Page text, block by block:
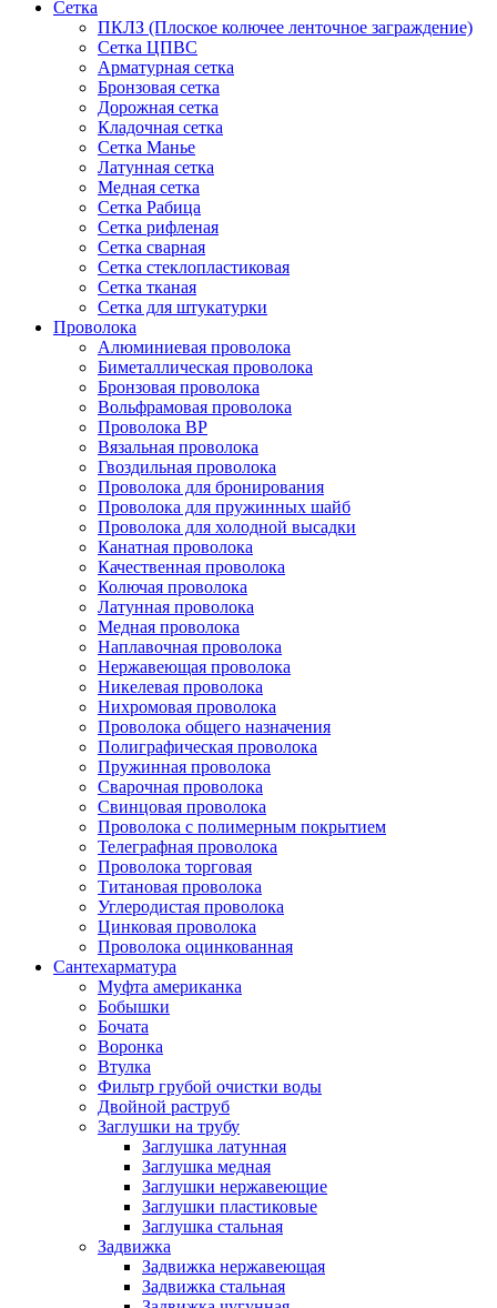
Сетка
ПКЛЗ (Плоское колючее ленточное заграждение)
Сетка ЦПВС
Арматурная сетка
Бронзовая сетка
Дорожная сетка
Кладочная сетка
Сетка Манье
Латунная сетка
Медная сетка
Сетка Рабица
Сетка рифленая
Сетка сварная
Сетка стеклопластиковая
Сетка тканая
Сетка для штукатурки
Проволока
Алюминиевая проволока
Биметаллическая проволока
Бронзовая проволока
Вольфрамовая проволока
Проволока ВР
Вязальная проволока
Гвоздильная проволока
Проволока для бронирования
Проволока для пружинных шайб
Проволока для холодной высадки
Канатная проволока
Качественная проволока
Колючая проволока
Латунная проволока
Медная проволока
Наплавочная проволока
Нержавеющая проволока
Никелевая проволока
Нихромовая проволока
Проволока общего назначения
Полиграфическая проволока
Пружинная проволока
Сварочная проволока
Свинцовая проволока
Проволока с полимерным покрытием
Телеграфная проволока
Проволока торговая
Титановая проволока
Углеродистая проволока
Цинковая проволока
Проволока оцинкованная
Сантехарматура
Муфта американка
Бобышки
Бочата
Воронка
Втулка
Фильтр грубой очистки воды
Двойной раструб
Заглушки на трубу
Заглушка латунная
Заглушка медная
Заглушки нержавеющие
Заглушки пластиковые
Заглушка стальная
Задвижка
Задвижка нержавеющая
Задвижка стальная